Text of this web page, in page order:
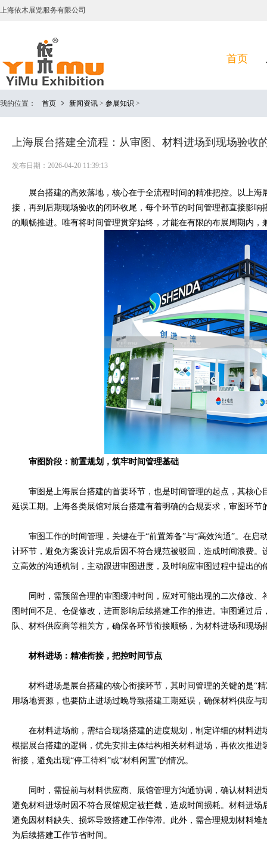
上海依木展览服务有限公司
首页
我的位置： 首页 新闻资讯 > 参展知识 >
上海展台搭建全流程：从审图、材料进场到现场验收
发布日期：2026-04-20 11:39:13
展台搭建的高效落地，核心在于全流程时间的精准把控。以上海
接，再到后期现场验收的闭环收尾，每个环节的时间管理都直接影
的顺畅推进。唯有将时间管理贯穿始终，才能在有限的布展周期内
审图阶段：前置规划，筑牢时间管理基础
审图是上海展台搭建的首要环节，也是时间管理的起点，其核心
延误工期。上海各类展馆对展台搭建有着明确的合规要求，审图环
审图工作的时间管理，关键在于“前置筹备”与“高效沟通”。在启
计环节，避免方案设计完成后因不符合规范被驳回，造成时间浪费
立高效的沟通机制，主动跟进审图进度，及时响应审图过程中提出的
同时，需预留合理的审图缓冲时间，应对可能出现的二次修改、
图时间不足、仓促修改，进而影响后续搭建工作的推进。审图通过
队、材料供应商等相关方，确保各环节衔接顺畅，为材料进场和现场
材料进场：精准衔接，把控时间节点
材料进场是展台搭建的核心衔接环节，其时间管理的关键的是“精
用场地资源，也要防止进场过晚导致搭建工期延误，确保材料供应与
在材料进场前，需结合现场搭建的进度规划，制定详细的材料进
根据展台搭建的逻辑，优先安排主体结构相关材料进场，再依次推
衔接，避免出现“停工待料”或“材料闲置”的情况。
同时，需提前与材料供应商、展馆管理方沟通协调，确认材料进
避免材料进场时因不符合展馆规定被拦截，造成时间损耗。材料进
避免因材料缺失、损坏导致搭建工作停滞。此外，需合理规划材料
为后续搭建工作节省时间。